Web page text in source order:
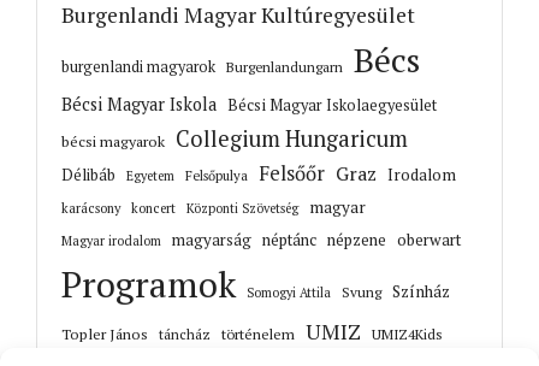
Burgenlandi Magyar Kultúregyesület
burgenlandi magyarok Burgenlandungarn Bécs
Bécsi Magyar Iskola Bécsi Magyar Iskolaegyesület
bécsi magyarok Collegium Hungaricum
Délibáb Egyetem Felsőpulya Felsőőr Graz Irodalom
karácsony koncert Központi Szövetség magyar
Magyar irodalom magyarság néptánc népzene oberwart
Programok Somogyi Attila Svung Színház
Topler János táncház történelem UMIZ
UMIZ4Kids